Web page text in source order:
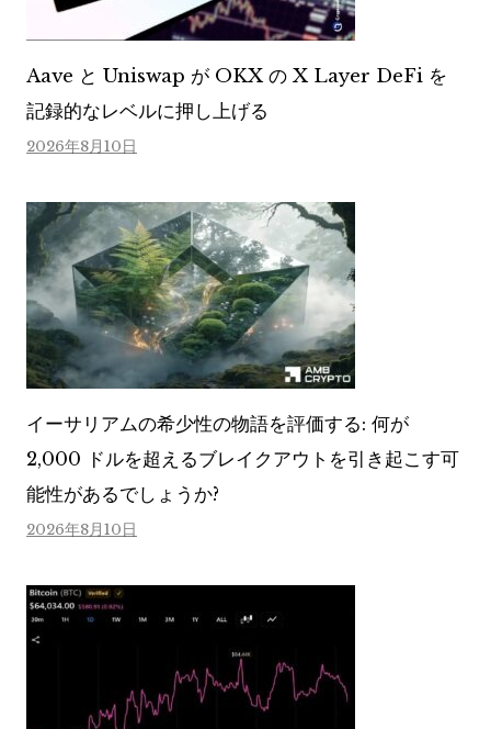
Aave と Uniswap が OKX の X Layer DeFi を
記録的なレベルに押し上げる
2026年8月10日
イーサリアムの希少性の物語を評価する: 何が
2,000 ドルを超えるブレイクアウトを引き起こす可
能性があるでしょうか?
2026年8月10日